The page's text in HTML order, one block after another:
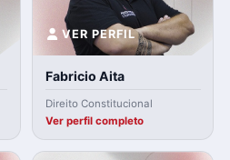
VER PERFIL
Fabricio Aita
Direito Constitucional
Ver perfil completo